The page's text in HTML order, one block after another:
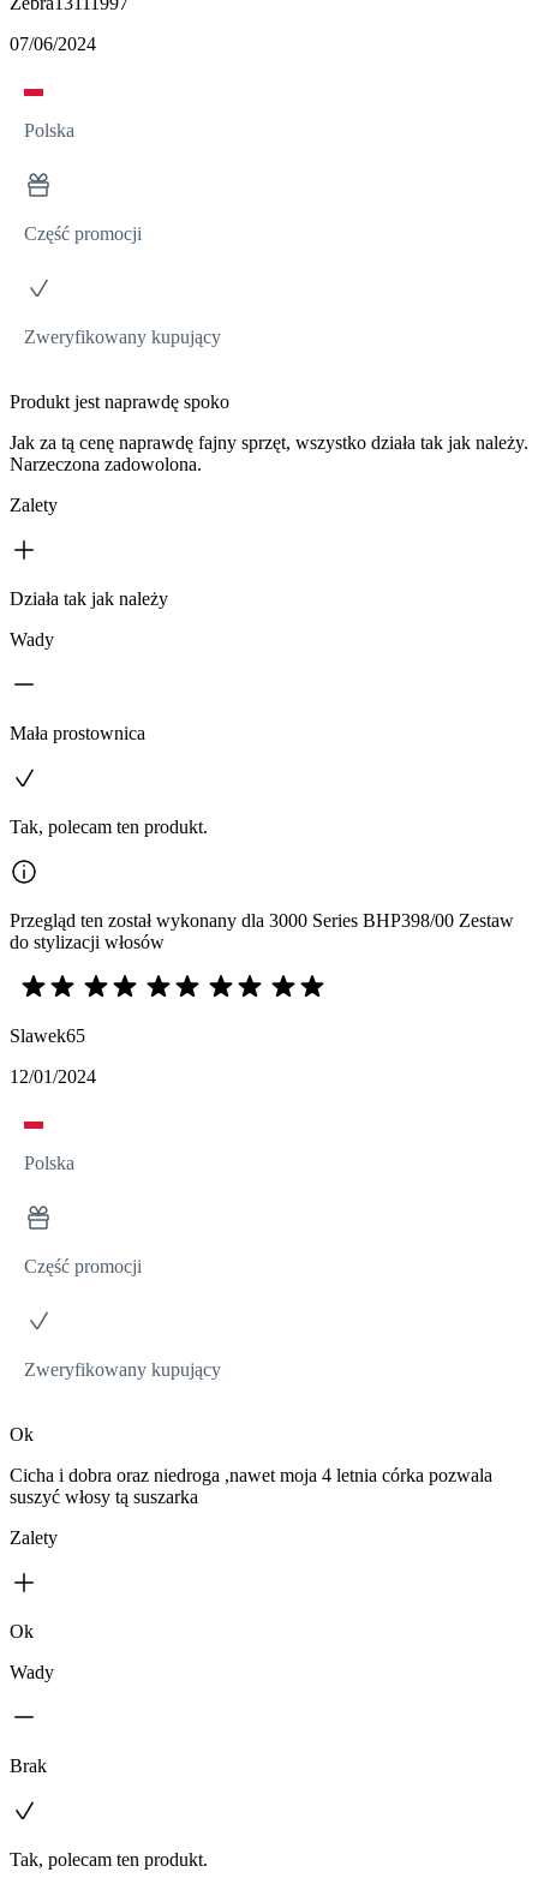
07/06/2024
Polska
Część promocji
Zweryfikowany kupujący
Produkt jest naprawdę spoko
Jak za tą cenę naprawdę fajny sprzęt, wszystko działa tak jak należy.
Narzeczona zadowolona.
Zalety
Działa tak jak należy
Wady
Mała prostownica
Tak, polecam ten produkt.
Przegląd ten został wykonany dla 3000 Series BHP398/00 Zestaw
do stylizacji włosów
Slawek65
12/01/2024
Polska
Część promocji
Zweryfikowany kupujący
Ok
Cicha i dobra oraz niedroga ,nawet moja 4 letnia córka pozwala
suszyć włosy tą suszarka
Zalety
Ok
Wady
Brak
Tak, polecam ten produkt.